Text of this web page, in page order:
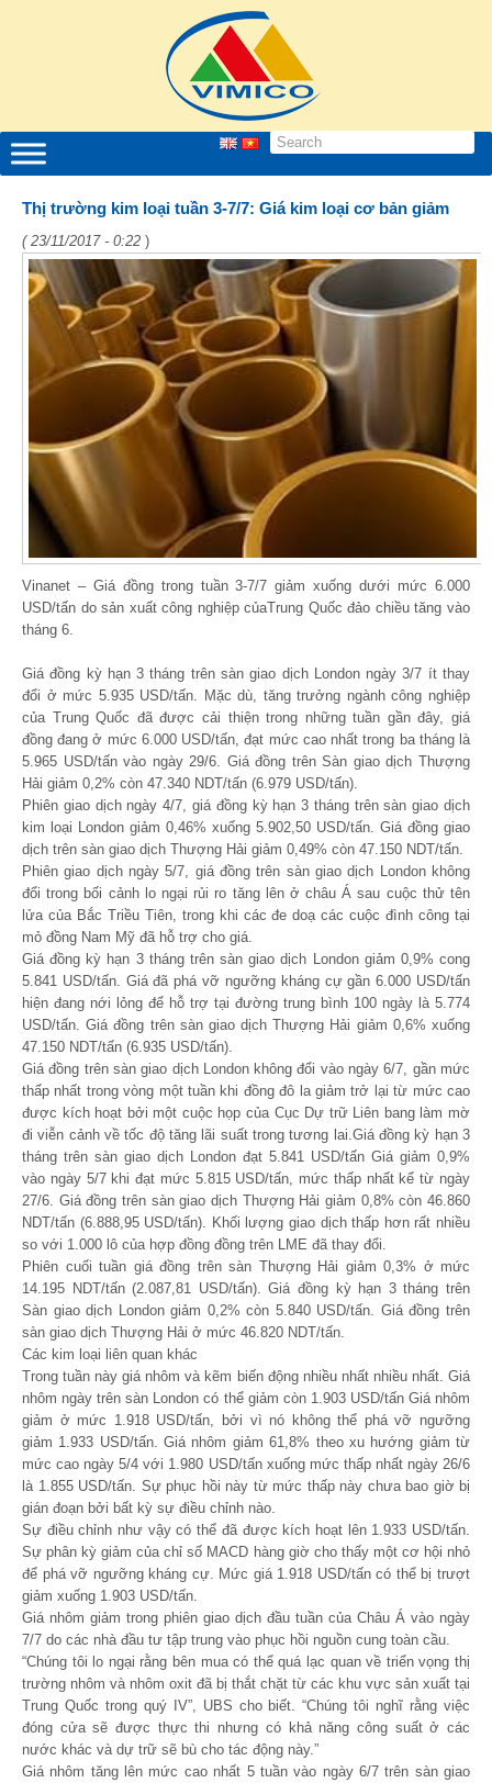
Thị trường kim loại tuần 3-7/7: Giá kim loại cơ bản giảm
( 23/11/2017 - 0:22 )
Vinanet – Giá đồng trong tuần 3-7/7 giảm xuống dưới mức 6.000
USD/tấn do sản xuất công nghiệp củaTrung Quốc đảo chiều tăng vào
tháng 6.
Giá đồng kỳ hạn 3 tháng trên sàn giao dịch London ngày 3/7 ít thay
đổi ở mức 5.935 USD/tấn. Mặc dù, tăng trưởng ngành công nghiệp
của Trung Quốc đã được cải thiện trong những tuần gần đây, giá
đồng đang ở mức 6.000 USD/tấn, đạt mức cao nhất trong ba tháng là
5.965 USD/tấn vào ngày 29/6. Giá đồng trên Sàn giao dịch Thượng
Hải giảm 0,2% còn 47.340 NDT/tấn (6.979 USD/tấn).
Phiên giao dịch ngày 4/7, giá đồng kỳ hạn 3 tháng trên sàn giao dịch
kim loại London giảm 0,46% xuống 5.902,50 USD/tấn. Giá đồng giao
dịch trên sàn giao dịch Thượng Hải giảm 0,49% còn 47.150 NDT/tấn.
Phiên giao dịch ngày 5/7, giá đồng trên sàn giao dịch London không
đổi trong bối cảnh lo ngại rủi ro tăng lên ở châu Á sau cuộc thử tên
lửa của Bắc Triều Tiên, trong khi các đe doạ các cuộc đình công tại
mỏ đồng Nam Mỹ đã hỗ trợ cho giá.
Giá đồng kỳ hạn 3 tháng trên sàn giao dịch London giảm 0,9% cong
5.841 USD/tấn. Giá đã phá vỡ ngưỡng kháng cự gần 6.000 USD/tấn
hiện đang nới lỏng để hỗ trợ tại đường trung bình 100 ngày là 5.774
USD/tấn. Giá đồng trên sàn giao dịch Thượng Hải giảm 0,6% xuống
47.150 NDT/tấn (6.935 USD/tấn).
Giá đồng trên sàn giao dịch London không đổi vào ngày 6/7, gần mức
thấp nhất trong vòng một tuần khi đồng đô la giảm trở lại từ mức cao
được kích hoạt bởi một cuộc họp của Cục Dự trữ Liên bang làm mờ
đi viễn cảnh về tốc độ tăng lãi suất trong tương lai.Giá đồng kỳ hạn 3
tháng trên sàn giao dịch London đạt 5.841 USD/tấn Giá giảm 0,9%
vào ngày 5/7 khi đạt mức 5.815 USD/tấn, mức thấp nhất kể từ ngày
27/6. Giá đồng trên sàn giao dịch Thượng Hải giảm 0,8% còn 46.860
NDT/tấn (6.888,95 USD/tấn). Khối lượng giao dịch thấp hơn rất nhiều
so với 1.000 lô của hợp đồng đồng trên LME đã thay đổi.
Phiên cuối tuần giá đồng trên sàn Thượng Hải giảm 0,3% ở mức
14.195 NDT/tấn (2.087,81 USD/tấn). Giá đồng kỳ hạn 3 tháng trên
Sàn giao dịch London giảm 0,2% còn 5.840 USD/tấn. Giá đồng trên
sàn giao dịch Thượng Hải ở mức 46.820 NDT/tấn.
Các kim loại liên quan khác
Trong tuần này giá nhôm và kẽm biến động nhiều nhất nhiều nhất. Giá
nhôm ngày trên sàn London có thể giảm còn 1.903 USD/tấn Giá nhôm
giảm ở mức 1.918 USD/tấn, bởi vì nó không thể phá vỡ ngưỡng
giảm 1.933 USD/tấn. Giá nhôm giảm 61,8% theo xu hướng giảm từ
mức cao ngày 5/4 với 1.980 USD/tấn xuống mức thấp nhất ngày 26/6
là 1.855 USD/tấn. Sự phục hồi này từ mức thấp này chưa bao giờ bị
gián đoạn bởi bất kỳ sự điều chỉnh nào.
Sự điều chỉnh như vậy có thể đã được kích hoạt lên 1.933 USD/tấn.
Sự phân kỳ giảm của chỉ số MACD hàng giờ cho thấy một cơ hội nhỏ
để phá vỡ ngưỡng kháng cự. Mức giá 1.918 USD/tấn có thể bị trượt
giảm xuống 1.903 USD/tấn.
Giá nhôm giảm trong phiên giao dịch đầu tuần của Châu Á vào ngày
7/7 do các nhà đầu tư tập trung vào phục hồi nguồn cung toàn cầu.
“Chúng tôi lo ngại rằng bên mua có thể quá lạc quan về triển vọng thị
trường nhôm và nhôm oxit đã bị thắt chặt từ các khu vực sản xuất tại
Trung Quốc trong quý IV”, UBS cho biết. “Chúng tôi nghĩ rằng việc
đóng cửa sẽ được thực thi nhưng có khả năng công suất ở các
nước khác và dự trữ sẽ bù cho tác động này.”
Giá nhôm tăng lên mức cao nhất 5 tuần vào ngày 6/7 trên sàn giao